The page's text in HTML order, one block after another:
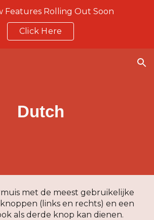
Features Rolling Out Soon
Click Here
Dutch
met de meest gebruikelijke
(links en rechts) en een
als derde knop kan dienen.